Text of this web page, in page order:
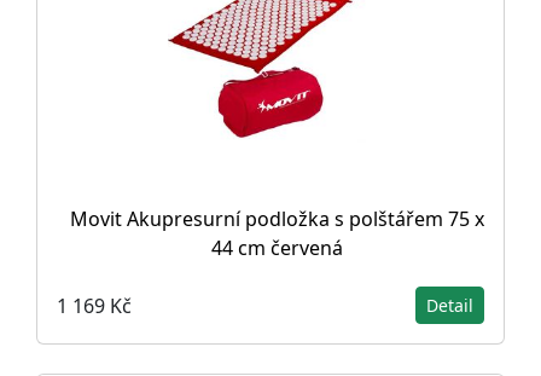
Movit Akupresurní podložka s polštářem 75 x
44 cm červená
1 169 Kč Detail